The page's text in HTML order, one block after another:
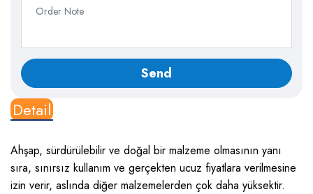
Detail
Ahşap, sürdürülebilir ve doğal bir malzeme olmasının yanı
sıra, sınırsız kullanım ve gerçekten ucuz fiyatlara verilmesine
izin verir, aslında diğer malzemelerden çok daha yüksektir.